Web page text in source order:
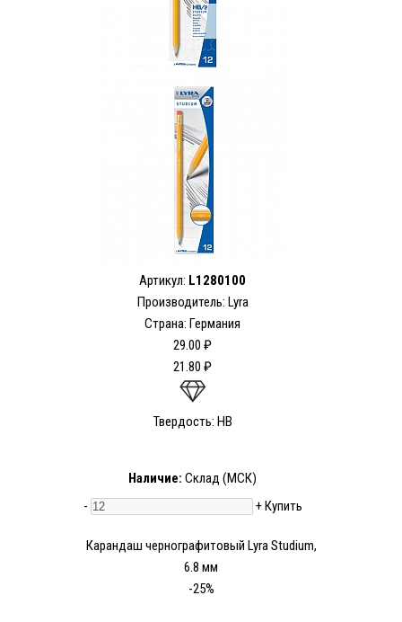
Артикул: L1280100
Производитель: Lyra
Страна: Германия
29.00 ₽
21.80 ₽
Твердость: HB
Наличие: Склад (МСК)
-
+Купить
Карандаш чернографитовый Lyra Studium,
6.8 мм
-25%